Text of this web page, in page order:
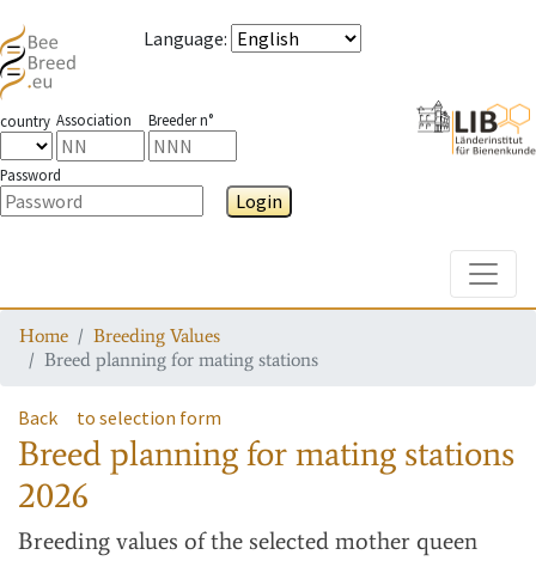
Language:
country Association Breeder n°
Password
Login
Home
Breeding Values
Breed planning for mating stations
Back to selection form
Breed planning for mating stations
2026
Breeding values of the selected mother queen